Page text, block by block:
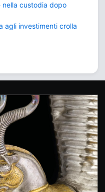
nella custodia dopo
agli investimenti crolla